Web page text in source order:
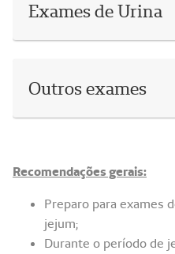
Exames de Urina
Outros exames
Recomendações gerais:
Preparo para exames
jejum;
Durante o período de